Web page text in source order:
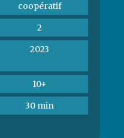
coopératif
2
2023
10+
30 min